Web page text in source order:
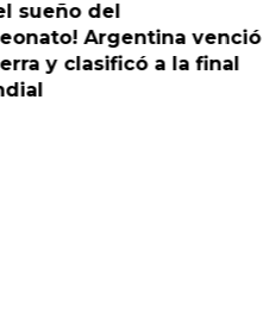
sueño del
Argentina venció
y clasificó a la final